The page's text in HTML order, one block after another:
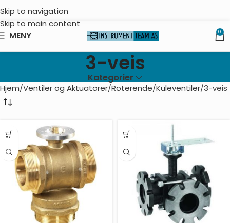
Skip to navigation
Skip to main content
MENY 0
3-veis
Kategorier
Hjem Ventiler og Aktuatorer Roterende Kuleventiler 3-veis